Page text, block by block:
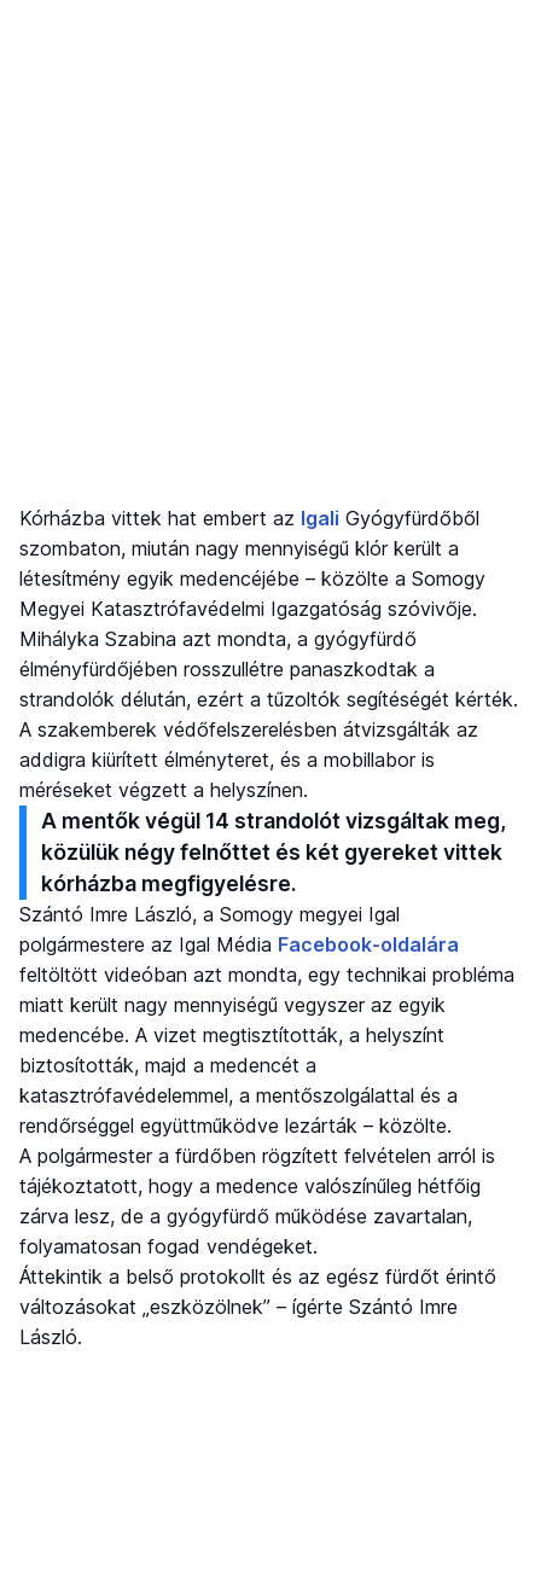
Kórházba vittek hat embert az Igali Gyógyfürdőből
szombaton, miután nagy mennyiségű klór került a
létesítmény egyik medencéjébe – közölte a Somogy
Megyei Katasztrófavédelmi Igazgatóság szóvivője.
Mihályka Szabina azt mondta, a gyógyfürdő
élményfürdőjében rosszullétre panaszkodtak a
strandolók délután, ezért a tűzoltók segítéségét kérték.
A szakemberek védőfelszerelésben átvizsgálták az
addigra kiürített élményteret, és a mobillabor is
méréseket végzett a helyszínen.
A mentők végül 14 strandolót vizsgáltak meg,
közülük négy felnőttet és két gyereket vittek
kórházba megfigyelésre.
Szántó Imre László, a Somogy megyei Igal
polgármestere az Igal Média Facebook-oldalára
feltöltött videóban azt mondta, egy technikai probléma
miatt került nagy mennyiségű vegyszer az egyik
medencébe. A vizet megtisztították, a helyszínt
biztosították, majd a medencét a
katasztrófavédelemmel, a mentőszolgálattal és a
rendőrséggel együttműködve lezárták – közölte.
A polgármester a fürdőben rögzített felvételen arról is
tájékoztatott, hogy a medence valószínűleg hétfőig
zárva lesz, de a gyógyfürdő működése zavartalan,
folyamatosan fogad vendégeket.
Áttekintik a belső protokollt és az egész fürdőt érintő
változásokat „eszközölnek” – ígérte Szántó Imre
László.